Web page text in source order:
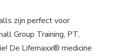
zijn perfect voor
Group Training, PT,
De Lifemaxx® medicine